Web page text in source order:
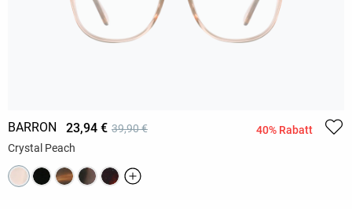
BARRON 23,94 € 39,90 €
40% Rabatt
Crystal Peach